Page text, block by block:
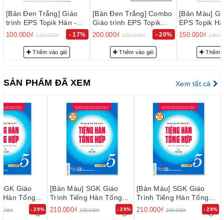
[Bản Đen Trắng] Combo
Giáo trình EPS Topik
Hàn - Anh Bản Mới 2024
NEW 한국어 표준교재
1+2 (일상생활 한국어)
200.000₫ 250.000₫ - 20%
Thêm vào giỏ
[Bản Màu] Giáo trình
EPS Topik Hàn - Anh
Bản Mới 2024 Tập 2 -
EPS-Topik NEW 한국어
표준교재 2 (일상생활 한
국어)
150.000₫ 180.000₫ - 17%
Thêm vào giỏ
[Bản Màu]
EPS Topik
Bản Mới
표준교재 1
국어)
150.000₫
Thêm
SẢN PHẨM ĐÃ XEM Xem tất cả
- 29%
Giáo
Hàn Tổng
Người
Cấp 5
- 29%
[Bản Màu] SGK Giáo
Trình Tiếng Hàn Tổng
Hợp Dành Cho Người
Việt Nam - Cao Cấp 5
210.000₫ 295.000₫ - 29%
[Bản Màu] SGK Giáo
Trình Tiếng Hàn Tổng
Hợp Dành Cho Người
Việt Nam - Cao Cấp 5
210.000₫ 295.000₫